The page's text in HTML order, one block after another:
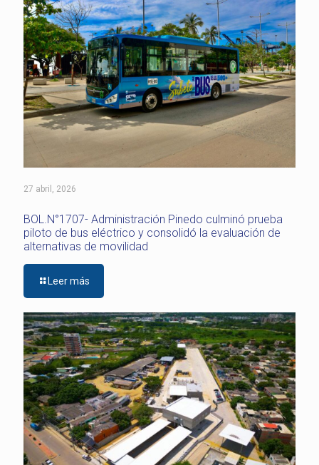
27 abril, 2026
BOL.N°1707- Administración Pinedo culminó prueba
piloto de bus eléctrico y consolidó la evaluación de
alternativas de movilidad
Leer más